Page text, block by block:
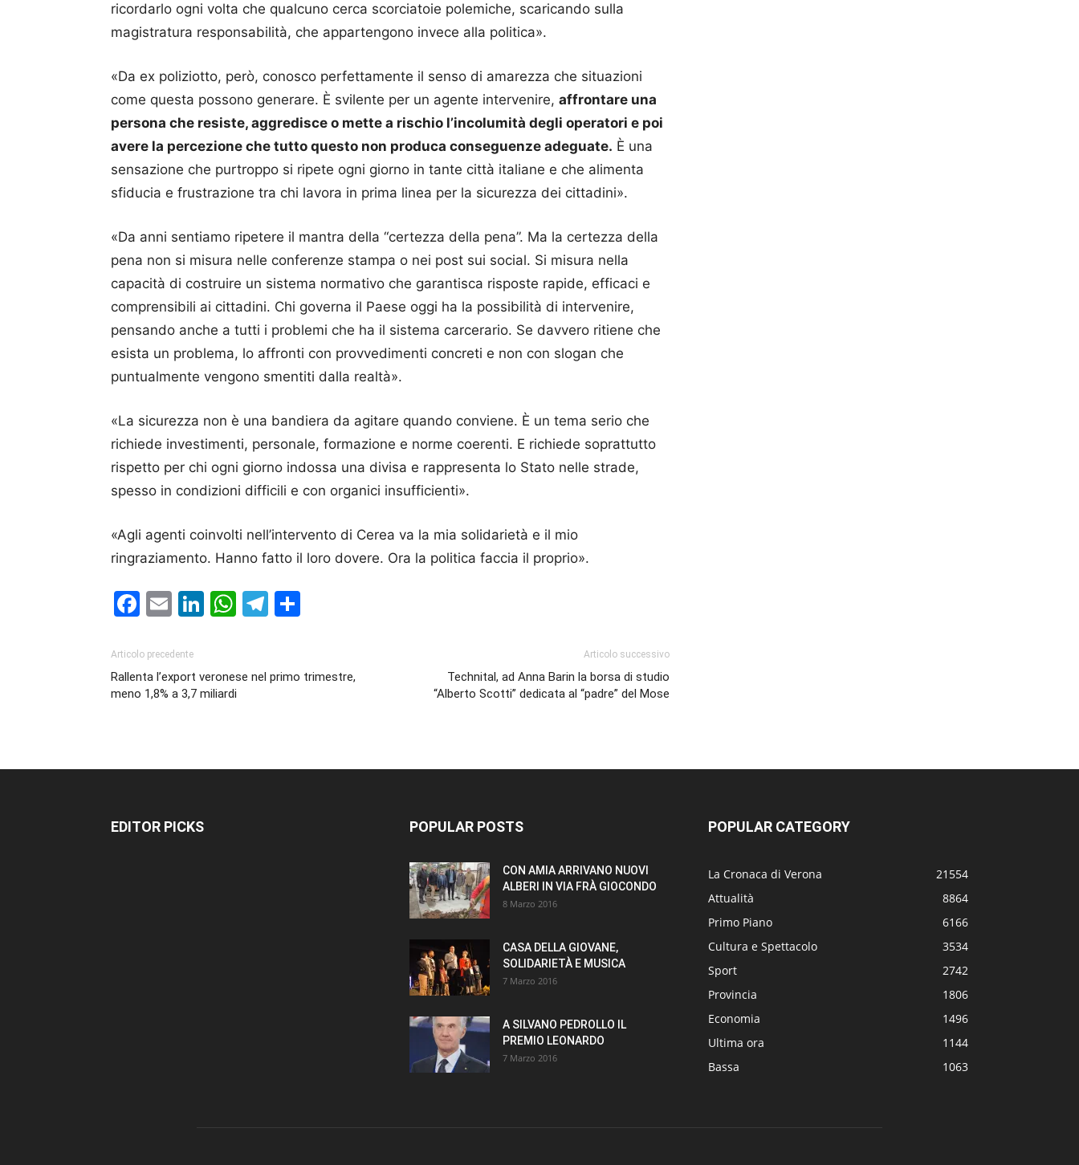
ricordarlo ogni volta che qualcuno cerca scorciatoie polemiche, scaricando sulla
magistratura responsabilità, che appartengono invece alla politica».
«Da ex poliziotto, però, conosco perfettamente il senso di amarezza che situazioni
come questa possono generare. È svilente per un agente intervenire, affrontare una
persona che resiste, aggredisce o mette a rischio l’incolumità degli operatori e poi
avere la percezione che tutto questo non produca conseguenze adeguate. È una
sensazione che purtroppo si ripete ogni giorno in tante città italiane e che alimenta
sfiducia e frustrazione tra chi lavora in prima linea per la sicurezza dei cittadini».
«Da anni sentiamo ripetere il mantra della “certezza della pena”. Ma la certezza della
pena non si misura nelle conferenze stampa o nei post sui social. Si misura nella
capacità di costruire un sistema normativo che garantisca risposte rapide, efficaci e
comprensibili ai cittadini. Chi governa il Paese oggi ha la possibilità di intervenire,
pensando anche a tutti i problemi che ha il sistema carcerario. Se davvero ritiene che
esista un problema, lo affronti con provvedimenti concreti e non con slogan che
puntualmente vengono smentiti dalla realtà».
«La sicurezza non è una bandiera da agitare quando conviene. È un tema serio che
richiede investimenti, personale, formazione e norme coerenti. E richiede soprattutto
rispetto per chi ogni giorno indossa una divisa e rappresenta lo Stato nelle strade,
spesso in condizioni difficili e con organici insufficienti».
«Agli agenti coinvolti nell’intervento di Cerea va la mia solidarietà e il mio
ringraziamento. Hanno fatto il loro dovere. Ora la politica faccia il proprio».
Facebook
EmailLinkedIn
WhatsApp
Telegram
Articolo precedente
Rallenta l’export veronese nel primo trimestre,
meno 1,8% a 3,7 miliardi
Articolo successivo
Technital, ad Anna Barin la borsa di studio
“Alberto Scotti” dedicata al “padre” del Mose
EDITOR PICKS POPULAR POSTS
CON AMIA ARRIVANO NUOVI
ALBERI IN VIA FRÀ GIOCONDO
8 Marzo 2016
CASA DELLA GIOVANE,
SOLIDARIETÀ E MUSICA
7 Marzo 2016
A SILVANO PEDROLLO IL
PREMIO LEONARDO
7 Marzo 2016
POPULAR CATEGORY
La Cronaca di Verona
21554
Attualità
8864
Primo Piano
6166
Cultura e Spettacolo
3534
Sport
2742
Provincia
1806
Economia
1496
Ultima ora
1144
Bassa
1063